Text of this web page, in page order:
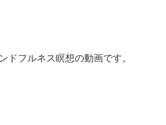
ドフルネス瞑想の動画です。